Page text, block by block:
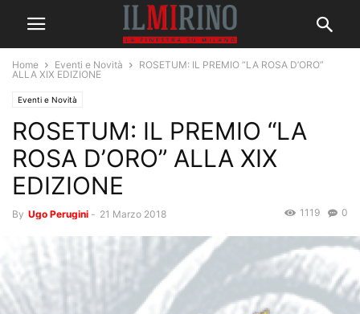
Home Eventi e Novità
ROSETUM: IL PREMIO “LA ROSA D’ORO”
ALLA XIX EDIZIONE
Eventi e Novità
ROSETUM: IL PREMIO “LA
ROSA D’ORO” ALLA XIX
EDIZIONE
By Ugo Perugini - 21 Marzo 2018 0
1119